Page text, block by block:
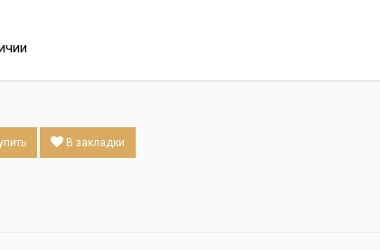
В закладки